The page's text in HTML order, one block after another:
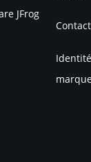
JFrog